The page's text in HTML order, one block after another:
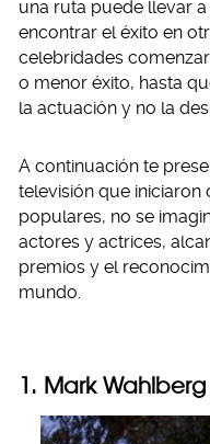
una ruta puede llevar
encontrar el éxito en
celebridades
o menor éxito, hasta
la actuación y no la
A continuación te
televisión que
populares, no se
actores y actrices,
premios y el
mundo.
1. Mark Wahlberg